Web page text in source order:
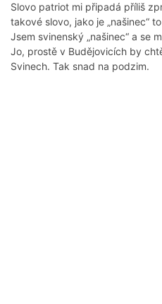
Slovo patriot mi připadá příliš
takové slovo, jako je „našinec“
Jsem svinenský „našinec“ a se
Jo, prostě v Budějovicích by
Svinech. Tak snad na podzim.